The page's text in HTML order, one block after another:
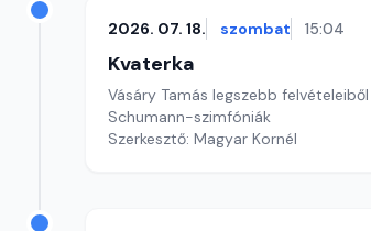
2026. 07. 18. szombat 15:04
Kvaterka
Vásáry Tamás legszebb felvételeiből
Schumann-szimfóniák
Szerkesztő: Magyar Kornél